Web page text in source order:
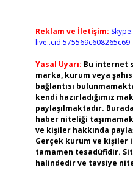
Reklam ve İletişim: Skype:
live:.cid.575569c608265c69
Yasal Uyarı: Bu internet
marka, kurum veya
bağlantısı
kendi hazırladığımız
paylaşılmaktadır.
haber niteliği
ve kişiler hakkında
Gerçek kurum ve
tamamen tesadüfidir.
halindedir ve tavsiye